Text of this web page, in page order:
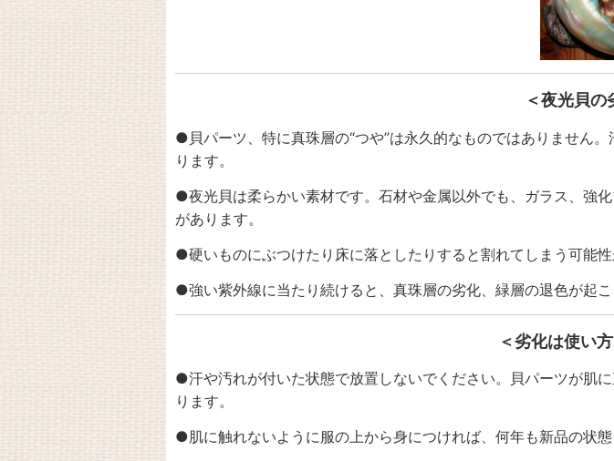
＜夜光貝の
●貝パーツ、特に真珠層の“つや”は永久的なものではありません。
ります。
●夜光貝は柔らかい素材です。 石材や金属以外でも、ガラス、強
があります。
●硬いものにぶつけたり床に落としたりすると割れてしまう可能性
●強い紫外線に当たり続けると、真珠層の劣化、緑層の退色が起こ
＜劣化は使い
●汗や汚れが付いた状態で放置しないでください。
貝パーツが肌
ります。
●肌に触れないように服の上から身につければ、 何年も新品の状態